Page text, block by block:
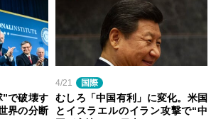
”で破壊す
界の分断
4/21 国際
むしろ「中国有利」に変化。米国
とイスラエルのイラン攻撃で“中